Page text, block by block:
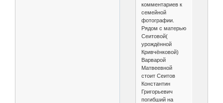
комментариев к
семейной
фотографии.
Рядом с матерью
Сеитовой(
урождённой
Кривчёнковой)
Варварой
Матвеевной
стоит Сеитов
Константин
Григорьевич
погибший на